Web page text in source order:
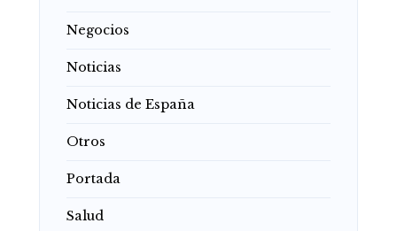
Negocios
Noticias
Noticias de España
Otros
Portada
Salud